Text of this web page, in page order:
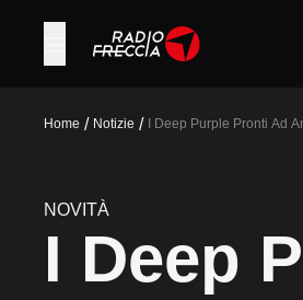
Home / Notizie / I Deep Purple Pronti Ad
NOVITÀ
I Deep